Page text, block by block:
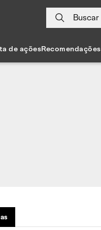
Buscar
de açõesRecomendações